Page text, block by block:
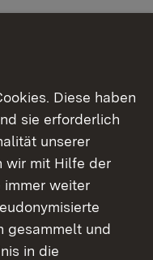
Diese haben
sie erforderlich
unserer
wir mit Hilfe der
immer weiter
gesammelt und
in die